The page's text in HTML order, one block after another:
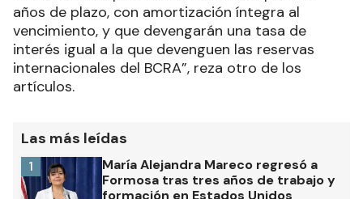
años de plazo, con amortización íntegra al
vencimiento, y que devengarán una tasa de
interés igual a la que devenguen las reservas
internacionales del BCRA”, reza otro de los
artículos.
Las más leídas
María Alejandra Mareco regresó a
Formosa tras tres años de trabajo y
formación en Estados Unidos
1